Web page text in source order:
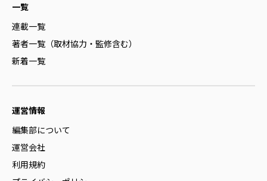
一覧
連載一覧
著者一覧（取材協力・監修含む）
新着一覧
運営情報
編集部について
運営会社
利用規約